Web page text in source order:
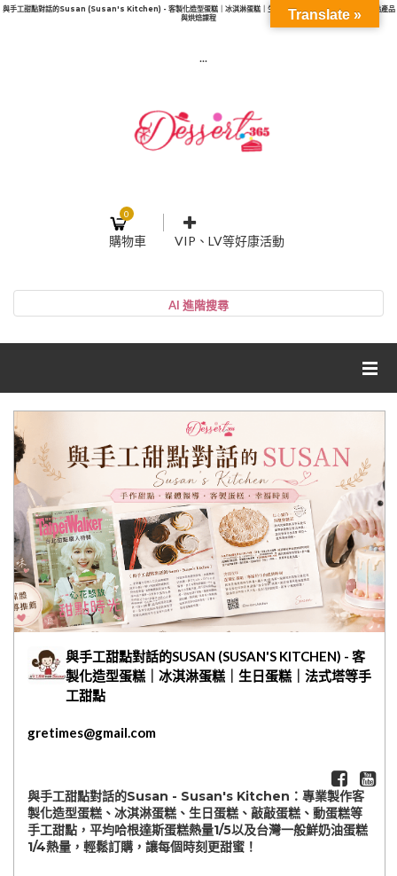
與手工甜點對話的Susan (Susan's Kitchen) - 客製化造型蛋糕｜冰淇淋蛋糕｜生日蛋糕｜法式塔等手工甜點｜甜點產品
與烘焙課程
...
0
購物車 VIP、LV等好康活動
帳號
記住我
忘記密碼 註冊
網紅媽咪蛋糕心得分享
粉絲好康
加入甜點廚師接單平台
與手工甜點對話的SUSAN (SUSAN'S KITCHEN) - 客
製化造型蛋糕｜冰淇淋蛋糕｜生日蛋糕｜法式塔等手
工甜點
gretimes@gmail.com
與手工甜點對話的Susan - Susan's Kitchen：專業製作客
製化造型蛋糕、冰淇淋蛋糕、生日蛋糕、敲敲蛋糕、動蛋糕等
手工甜點，平均哈根達斯蛋糕熱量1/5以及台灣一般鮮奶油蛋糕
1/4熱量，輕鬆訂購，讓每個時刻更甜蜜！
Translate »